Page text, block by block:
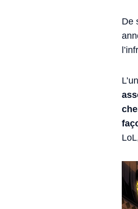
De